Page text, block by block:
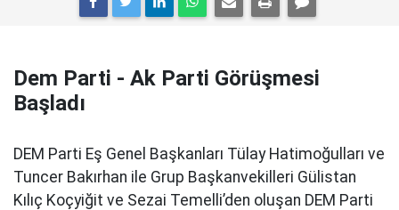
Dem Parti - Ak Parti Görüşmesi
Başladı
DEM Parti Eş Genel Başkanları Tülay Hatimoğulları ve
Tuncer Bakırhan ile Grup Başkanvekilleri Gülistan
Kılıç Koçyiğit ve Sezai Temelli’den oluşan DEM Parti